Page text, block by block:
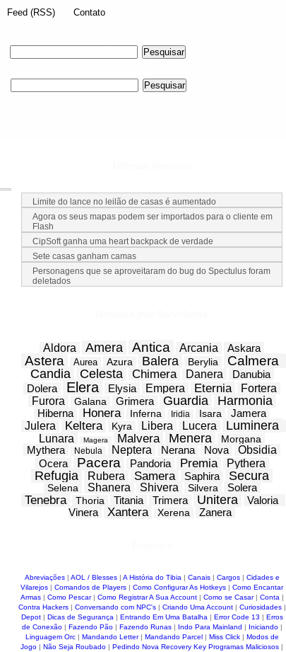
Feed (RSS) Contato
Limite do lance no leilão de casas é aumentado
Agora os seus mapas podem ser importados para o cliente em
Flash
CipSoft ganha uma heart backpack de verdade
Sete casas ganham camas
Personagens que se aproveitaram do bug do Spectulus foram
deletados
Aldora Amera Antica Arcania Askara
Astera Aurea Azura Balera Berylia Calmera
Candia Celesta Chimera Danera
Danubia
Dolera
Elera Elysia Empera Eternia
Fortera
Furora
Galana Grimera Guardia Harmonia
Hiberna Honera Inferna Iridia Isara
Jamera
Julera
Keltera Kyra Libera Lucera Luminera
Lunara Magera Malvera Menera Morgana
Mythera Nebula Neptera Nerana Nova
Obsidia
Ocera
Pacera Pandoria Premia Pythera
Refugia Rubera Samera Saphira Secura
Selena Shanera Shivera Silvera Solera
Tenebra Thoria Titania Trimera Unitera
Valoria
Vinera
Xantera Xerena Zanera
Abreviações| AOL / Blesses| A História do Tibia | Canais| Cargos| Cidades e
Vilarejos | Comandos de Players | Como Configurar As Hotkeys | Como Encantar
Armas| Como Pescar| Como Registrar A Sua Account| Como se Casar| Conta |
Contra Hackers| Conversando com NPC's| Criando Uma Account| Curiosidades|
Depot| Dicas de Segurança | Entrando Em Uma Batalha | Error Code 13 | Erros
de Conexão| Fazendo Pão| Fazendo Runas| Indo Para Mainland | Iniciando|
Linguagem Orc| Mandando Letter| Mandando Parcel| Miss Click| Modos de
Jogo | Não Seja Roubado | Pedindo Nova Recovery Key Programas Maliciosos |